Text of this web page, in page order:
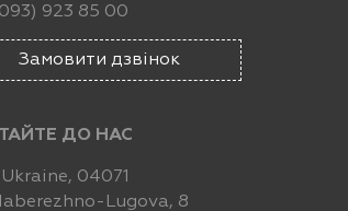
923 85 00
Замовити дзвінок
ДО НАС
Ukraine, 04071
Lugova, 8